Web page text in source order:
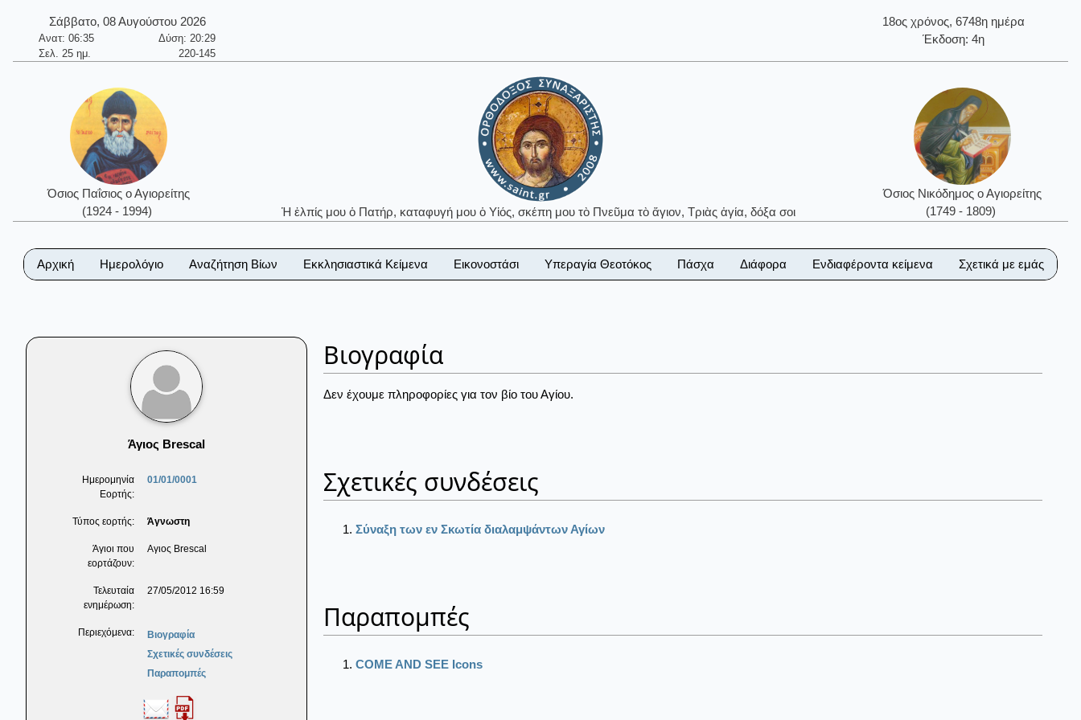
Σάββατο, 08 Αυγούστου 2026
Ανατ: 06:35
Δύση: 20:29
Σελ. 25 ημ.
220-145
18ος χρόνος, 6748η ημέρα
Έκδοση: 4η
Όσιος Παΐσιος ο Αγιορείτης
(1924 - 1994)
Ἡ ἐλπίς μου ὁ Πατήρ, καταφυγή μου ὁ Υἱός, σκέπη μου τὸ Πνεῦμα τὸ ἅγιον, Τριὰς ἁγία, δόξα σοι
Όσιος Νικόδημος ο Αγιορείτης
(1749 - 1809)
Αρχική Ημερολόγιο Αναζήτηση Βίων Εκκλησιαστικά Κείμενα Εικονοστάσι Υπεραγία Θεοτόκος Πάσχα Διάφορα Ενδιαφέροντα κείμενα Σχετικά με εμάς
Άγιος Brescal
Ημερομηνία
Εορτής:
01/01/0001
Τύπος εορτής: Άγνωστη
Άγιοι που
εορτάζουν:
Αγιος Brescal
Τελευταία
ενημέρωση:
27/05/2012 16:59
Περιεχόμενα:
Βιογραφία
Σχετικές συνδέσεις
Παραπομπές
Βιογραφία
Δεν έχουμε πληροφορίες για τον βίο του Αγίου.
Σχετικές συνδέσεις
Σύναξη των εν Σκωτία διαλαμψάντων Αγίων
Παραπομπές
COME AND SEE Icons